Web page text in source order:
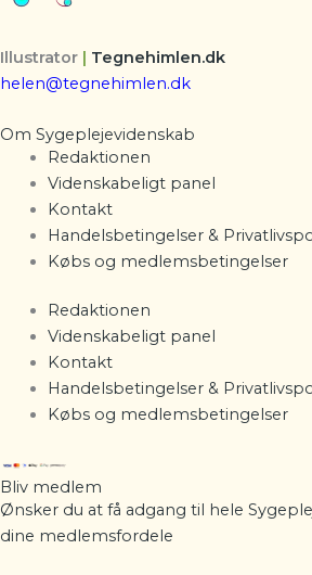
Illustrator | Tegnehimlen.dk
helen@tegnehimlen.dk
Om Sygeplejevidenskab
Redaktionen
Videnskabeligt panel
Kontakt
Handelsbetingelser &
Købs og medlemsbetingelser
Redaktionen
Videnskabeligt panel
Kontakt
Handelsbetingelser &
Købs og medlemsbetingelser
Bliv medlem
Ønsker du at få adgang til hele
dine medlemsfordele